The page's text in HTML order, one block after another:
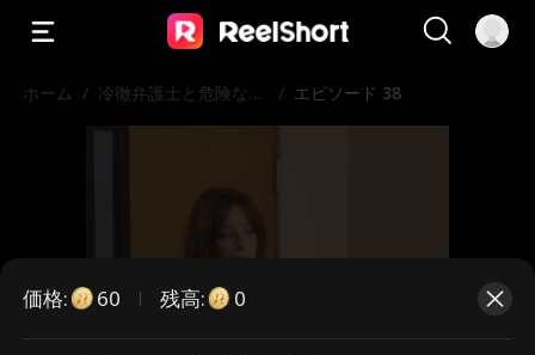
ホーム / 冷徹弁護士と危険な愛
/ エピソード 38
価格: 60 残高: 0